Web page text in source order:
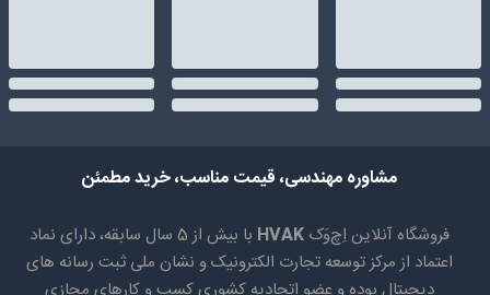
مشاوره مهندسی، قیمت مناسب، خرید مطمئن
فروشگاه آنلاین اِچ‌وَک HVAK
با بیش از 5 سال سابقه، دارای نماد
اعتماد از مرکز توسعه تجارت الکترونیک و نشان ملی ثبت رسانه های